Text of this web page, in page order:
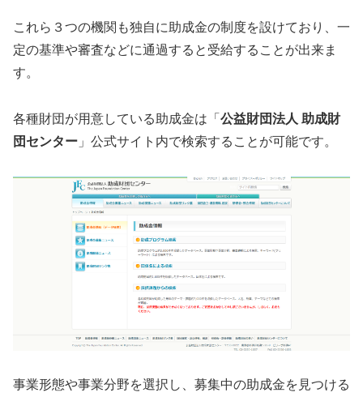
これら３つの機関も独自に助成金の制度を設けており、一
定の基準や審査などに通過すると受給することが出来ま
す。
各種財団が用意している助成金は「 公益財団法人 助成財
団センター 」公式サイト内で検索することが可能です。
事業形態や事業分野を選択し、募集中の助成金を見つける